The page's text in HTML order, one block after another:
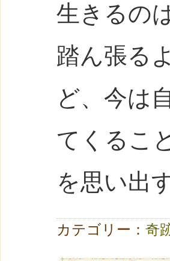
生きるの
踏ん張る
ど、今は
てくるこ
を思い出
カテゴリー： 奇